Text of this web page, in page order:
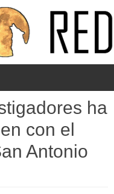
ha
con el
Antonio